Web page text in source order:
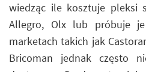
wiedząc ile kosztuje pleksi
Allegro, Olx lub próbuje
marketach takich jak
Bricoman jednak często